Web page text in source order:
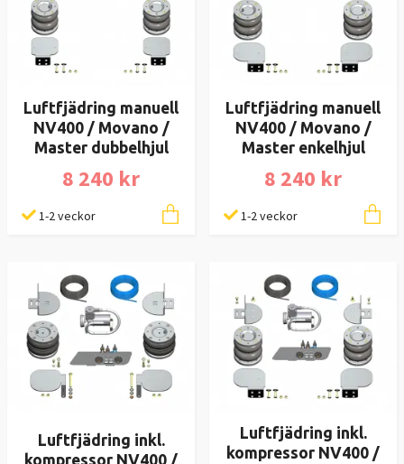
Luftfjädring manuell
NV400 / Movano /
Master dubbelhjul
8 240 kr
1-2 veckor
Luftfjädring manuell
NV400 / Movano /
Master enkelhjul
8 240 kr
1-2 veckor
Luftfjädring inkl.
kompressor NV400 /
Luftfjädring inkl.
kompressor NV400 /